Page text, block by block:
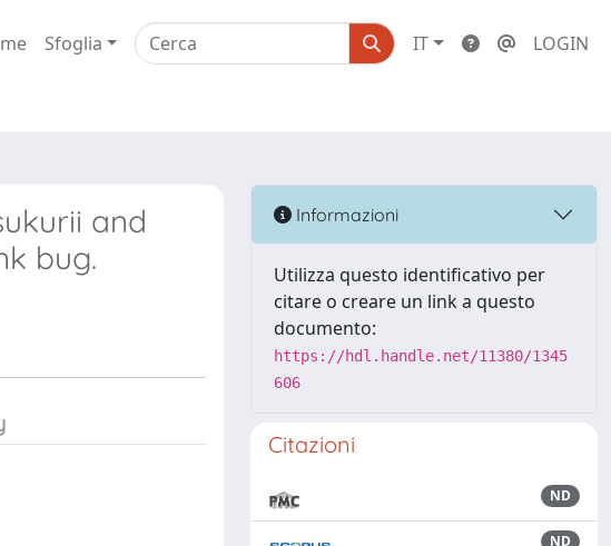
Sfoglia IT LOGIN
and
bug.
Informazioni
Utilizza questo identificativo per
citare o creare un link a questo
documento:
https://hdl.handle.net/11380/1345
606
Citazioni
ND
ND